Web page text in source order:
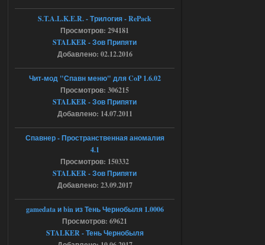
Объединенный Пак 2 + OGSR +
STCoP WP 3.4
Stalker-Mods-Clan-su
Доступно только для пользователей
Ответить ➤
Объединенный Пак 2 + OGSR +
STCoP WP 3.4
Stalker-Mods-Clan-su
Доступно только для пользователей
04.08.2026
Объединенный Пак 2 + OGSR +
S.T.A.L.K.E.R. - Трилогия - RePack
Просмотров: 294181
STALKER - Зов Припяти
Добавлено: 02.12.2016
Чит-мод "Спавн меню" для CoP 1.6.02
Просмотров: 306215
STALKER - Зов Припяти
Добавлено: 14.07.2011
Спавнер - Пространственная аномалия
4.1
Просмотров: 150332
STALKER - Зов Припяти
Добавлено: 23.09.2017
gamedata и bin из Тень Чернобыля 1.0006
Просмотров: 69621
STALKER - Тень Чернобыля